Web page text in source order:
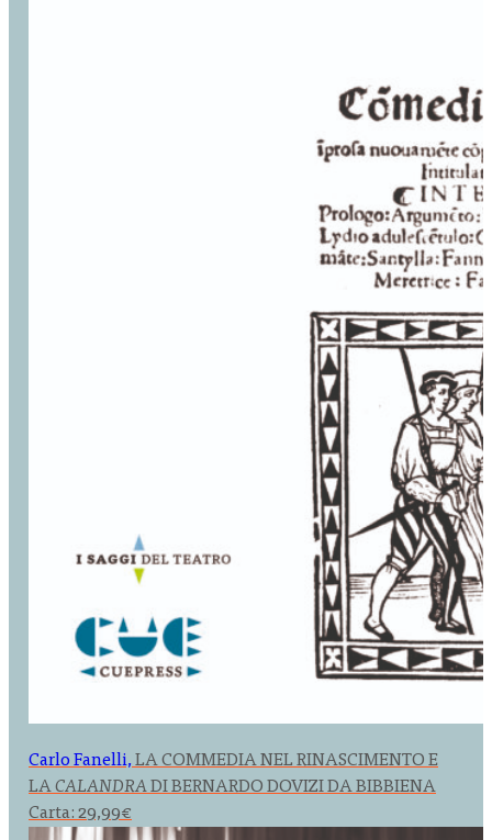
Carlo Fanelli,LA COMMEDIA NEL RINASCIMENTO E
LACALANDRADI BERNARDO DOVIZI DA BIBBIENA
Carta: 29,99€